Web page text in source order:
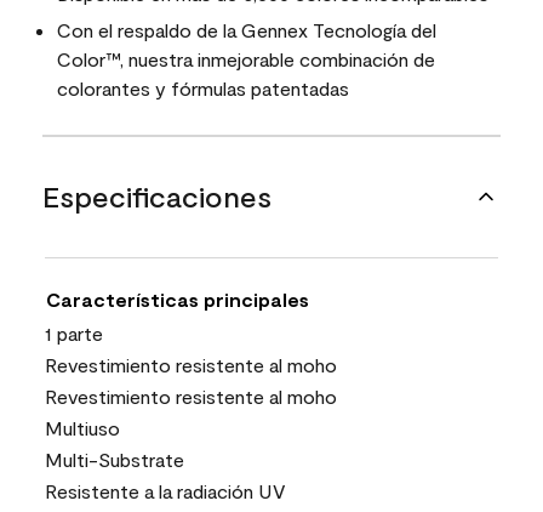
Con el respaldo de la Gennex Tecnología del
Color™, nuestra inmejorable combinación de
colorantes y fórmulas patentadas
Especificaciones
Características principales
1 parte
Revestimiento resistente al moho
Revestimiento resistente al moho
Multiuso
Multi-Substrate
Resistente a la radiación UV